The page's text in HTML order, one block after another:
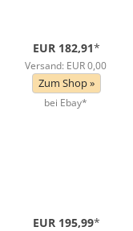
EUR 182,91*
Versand: EUR 0,00
Zum Shop »
bei Ebay*
EUR 195,99*